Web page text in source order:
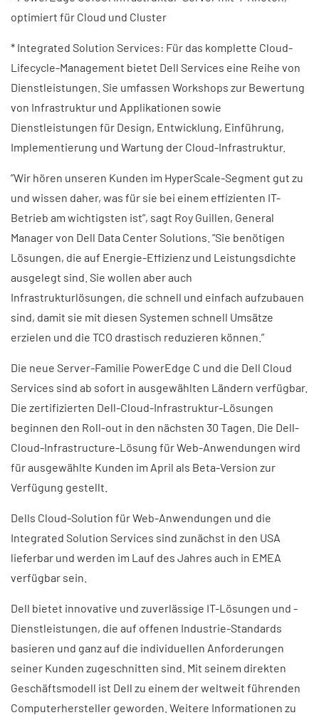
optimiert für Cloud und Cluster
* Integrated Solution Services: Für das komplette Cloud-
Lifecycle-Management bietet Dell Services eine Reihe von
Dienstleistungen. Sie umfassen Workshops zur Bewertung
von Infrastruktur und Applikationen sowie
Dienstleistungen für Design, Entwicklung, Einführung,
Implementierung und Wartung der Cloud-Infrastruktur.
”Wir hören unseren Kunden im HyperScale-Segment gut zu
und wissen daher, was für sie bei einem effizienten IT-
Betrieb am wichtigsten ist”, sagt Roy Guillen, General
Manager von Dell Data Center Solutions. ”Sie benötigen
Lösungen, die auf Energie-Effizienz und Leistungsdichte
ausgelegt sind. Sie wollen aber auch
Infrastrukturlösungen, die schnell und einfach aufzubauen
sind, damit sie mit diesen Systemen schnell Umsätze
erzielen und die TCO drastisch reduzieren können.”
Die neue Server-Familie PowerEdge C und die Dell Cloud
Services sind ab sofort in ausgewählten Ländern verfügbar.
Die zertifizierten Dell-Cloud-Infrastruktur-Lösungen
beginnen den Roll-out in den nächsten 30 Tagen. Die Dell-
Cloud-Infrastructure-Lösung für Web-Anwendungen wird
für ausgewählte Kunden im April als Beta-Version zur
Verfügung gestellt.
Dells Cloud-Solution für Web-Anwendungen und die
Integrated Solution Services sind zunächst in den USA
lieferbar und werden im Lauf des Jahres auch in EMEA
verfügbar sein.
Dell bietet innovative und zuverlässige IT-Lösungen und -
Dienstleistungen, die auf offenen Industrie-Standards
basieren und ganz auf die individuellen Anforderungen
seiner Kunden zugeschnitten sind. Mit seinem direkten
Geschäftsmodell ist Dell zu einem der weltweit führenden
Computerhersteller geworden. Weitere Informationen zu